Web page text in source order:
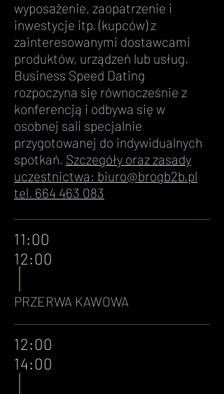
wyposażenie, zaopatrzenie i
inwestycje itp. (kupców) z
zainteresowanymi dostawcami
produktów, urządzeń lub usług.
Business Speed Dating
rozpoczyna się równocześnie z
konferencją i odbywa się w
osobnej sali specjalnie
przygotowanej do indywidualnych
spotkań. Szczegóły oraz zasady
uczestnictwa: biuro@brogb2b.pl
tel. 664 463 083
11:00
12:00
PRZERWA KAWOWA
12:00
14:00